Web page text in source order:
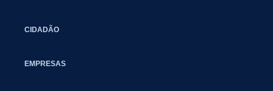
CIDADÃO
EMPRESAS